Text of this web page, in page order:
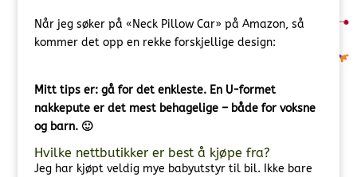
Når jeg søker på «Neck Pillow Car» på Amazon, så
kommer det opp en rekke forskjellige design:
Mitt tips er: gå for det enkleste. En U-formet
nakkepute er det mest behagelige – både for voksne
og barn. 🙂
Hvilke nettbutikker er best å kjøpe fra?
Jeg har kjøpt veldig mye babyutstyr til bil. Ikke bare